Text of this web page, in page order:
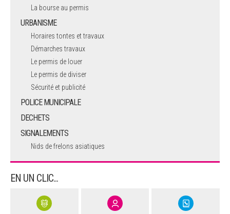
La bourse au permis
URBANISME
Horaires tontes et travaux
Démarches travaux
Le permis de louer
Le permis de diviser
Sécurité et publicité
POLICE MUNICIPALE
DECHETS
SIGNALEMENTS
Nids de frelons asiatiques
EN UN CLIC...